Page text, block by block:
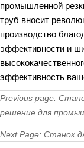
промышленной
труб вносит
производство
эффективности и
эффективность
Previous page:
решение для
Next Page: Станок